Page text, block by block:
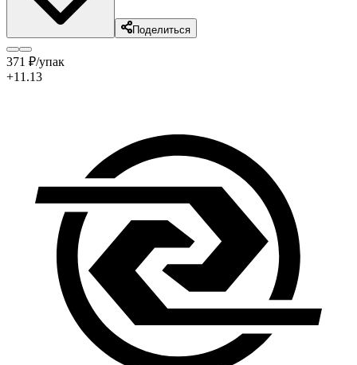
Поделиться
371 ₽/упак
+11.13